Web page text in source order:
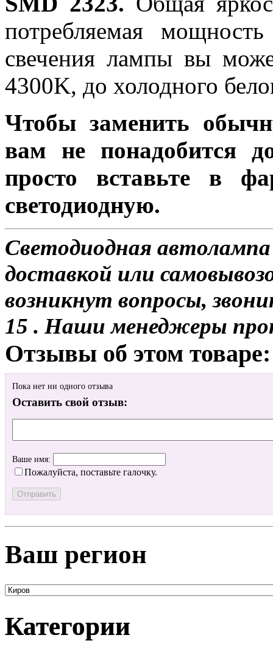
потребляемая
свечения лампы вы
4300K, до холодного
Чтобы заменить
вам не понадобится
просто вставьте в
светодиодную.
Светодиодная
доставкой или
возникнут вопросы,
15 . Наши менеджеры
Отзывы об этом товаре:
Пока нет ни одного отзыва
Оставить свой отзыв:
Ваше имя:
Пожалуйста, поставьте галочку.
Ваш регион
Категории